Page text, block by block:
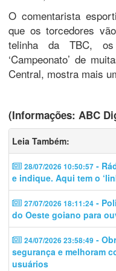
O comentarista
que os torcedores
telinha da TBC,
‘Campeonato’ de
Central, mostra mais
(Informações: ABC
Leia Também:
28/07/2026 10:50:57 -
e indique. Aqui tem o
27/07/2026 18:11:24 -
do Oeste goiano para
24/07/2026 23:58:49 -
segurança e melhoram
usuários